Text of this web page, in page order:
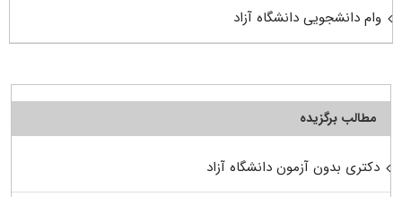
وام دانشجویی دانشگاه آزاد
مطالب برگزیده
دکتری بدون آزمون دانشگاه آزاد